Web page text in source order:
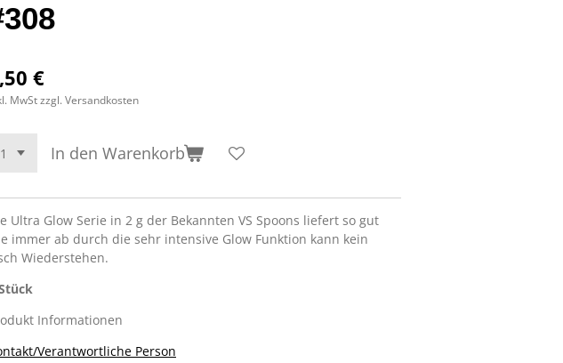
€
MwSt zzgl. Versandkosten
In den Warenkorb
Ultra Glow Serie in 2 g der Bekannten VS Spoons liefert so gut
immer ab durch die sehr intensive Glow Funktion kann kein
Wiederstehen.
Informationen
Verantwortliche Person